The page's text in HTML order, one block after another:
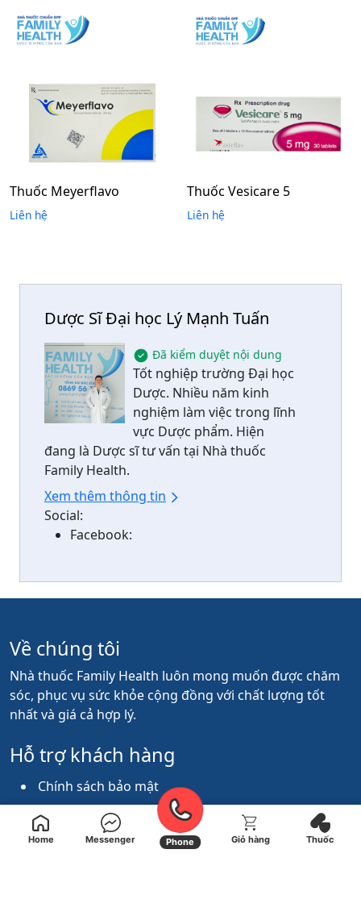
Thuốc Meyerflavo
Liên hệ
Thuốc Vesicare 5
Liên hệ
Dược Sĩ Đại học Lý Mạnh Tuấn
Đã kiểm duyệt nội dung
Tốt nghiệp trường Đại học
Dược. Nhiều năm kinh
nghiệm làm việc trong lĩnh
vực Dược phẩm. Hiện
đang là Dược sĩ tư vấn tại Nhà thuốc
Family Health.
Xem thêm thông tin
Social:
Facebook:
Về chúng tôi
Nhà thuốc Family Health luôn mong muốn được chăm
sóc, phục vụ sức khỏe cộng đồng với chất lượng tốt
nhất và giá cả hợp lý.
Hỗ trợ khách hàng
Chính sách bảo mật
Chính sách thanh toán
Chính sách đổi trả thuốc
Home Messenger Phone Giỏ hàng Thuốc